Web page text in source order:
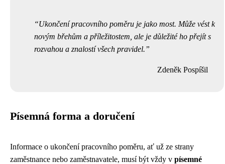
Ukončení pracovního poměru je jako most. Může vést k
novým břehům a příležitostem, ale je důležité ho přejít s
rozvahou a znalostí všech pravidel.
Zdeněk Pospíšil
Písemná forma a doručení
Informace o ukončení pracovního poměru, ať už ze strany
zaměstnance nebo zaměstnavatele, musí být vždy v písemné